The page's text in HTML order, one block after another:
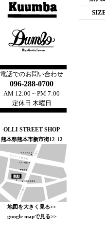
電話でのお問い合わせ
096-288-0700
AM 12:00 ~ PM 7:00
定休日 木曜日
OLLI STREET SHOP
熊本県熊本市新市街12-12
地図を大きく見る>>
google mapで見る>>